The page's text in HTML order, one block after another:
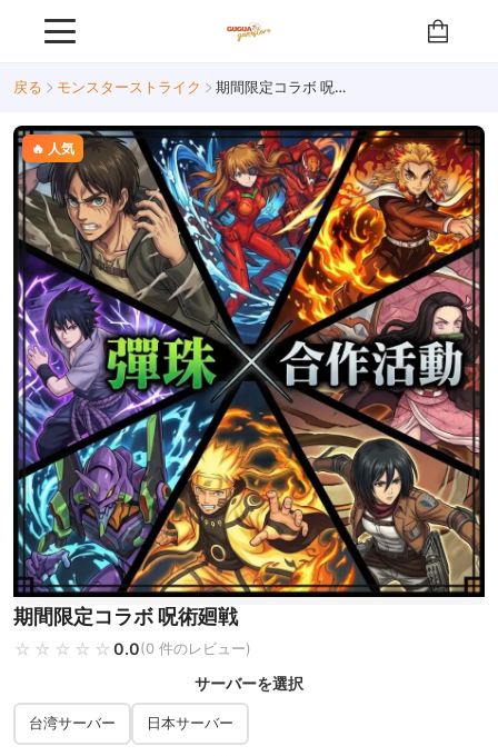
戻る モンスターストライク 期間限定コラボ 呪術廻戦
🔥 人気
期間限定コラボ 呪術廻戦
☆☆☆☆☆
★★★★★ 0.0(0 件のレビュー)
サーバーを選択
台湾サーバー 日本サーバー